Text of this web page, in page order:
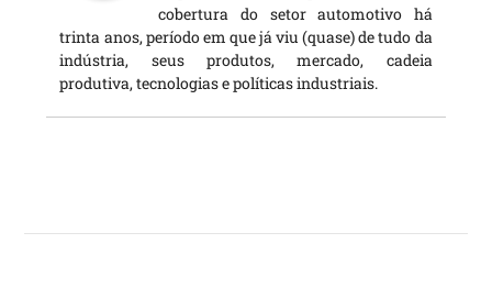
cobertura do setor automotivo há
trinta anos, período em que já viu (quase) de tudo da
indústria, seus produtos, mercado, cadeia
produtiva, tecnologias e políticas industriais.